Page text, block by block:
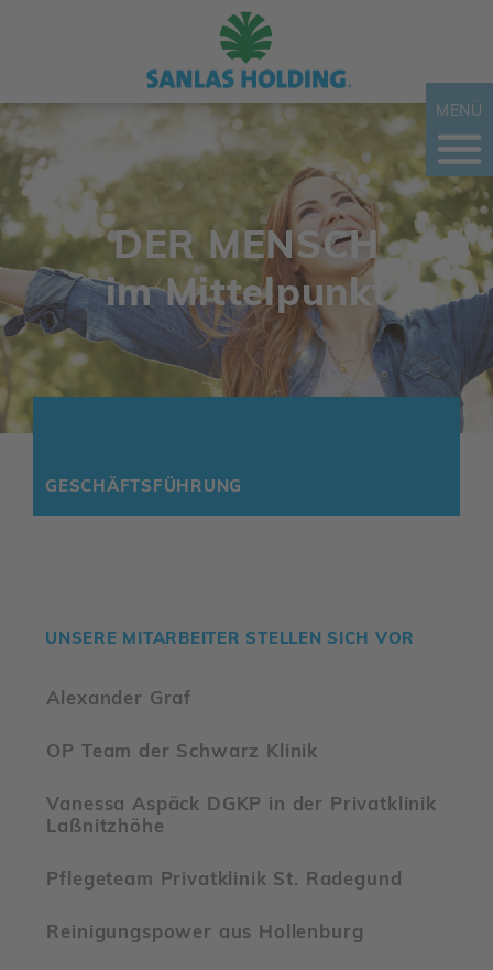
MENÜ
DER MENSCH
im Mittel­punkt
GESCHÄFTS­FÜH­RUNG
UNSERE MITAR­BEITER STELLEN SICH VOR
Alex­ander Graf
OP Team der Schwarz Klinik
Vanessa Aspäck DGKP in der Privat­klinik
Laßnitz­höhe
Pfle­ge­team Privat­klinik St. Rade­gund
Reini­gungs­power aus Hollen­burg